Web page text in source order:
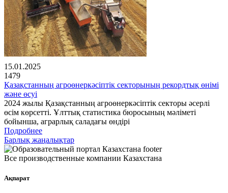
15.01.2025
1479
Қазақстанның агроөнеркәсіптік секторының рекордтық өнімі
және өсуі
2024 жылы Қазақстанның агроөнеркәсіптік секторы әсерлі
өсім көрсетті. Ұлттық статистика бюросының мәліметі
бойынша, аграрлық саладағы өндірі
Подробнее
Барлық жаңалықтар
Все производственные компании Казахстана
Ақпарат